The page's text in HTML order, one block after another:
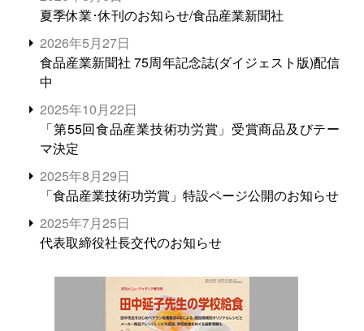
夏季休業･休刊のお知らせ/食品産業新聞社
2026年5月27日
食品産業新聞社 75周年記念誌(ダイジェスト版)配信
中
2025年10月22日
「第55回食品産業技術功労賞」受賞商品及びテー
マ決定
2025年8月29日
「食品産業技術功労賞」特設ページ公開のお知らせ
2025年7月25日
代表取締役社長交代のお知らせ